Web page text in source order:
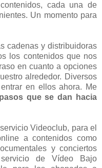
cada una de
Un momento para
cadenas y distribuidoras
los contenidos que nos
en cuanto a opciones
alrededor. Diversos
en ellos ahora. Me
que se dan hacia
Videoclub, para el
a contenidos como
y conciertos
de Vídeo Bajo